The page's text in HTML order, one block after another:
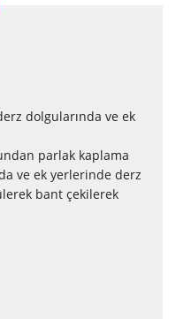
dolgularında ve ek
parlak kaplama
ve ek yerlerinde derz
bant çekilerek